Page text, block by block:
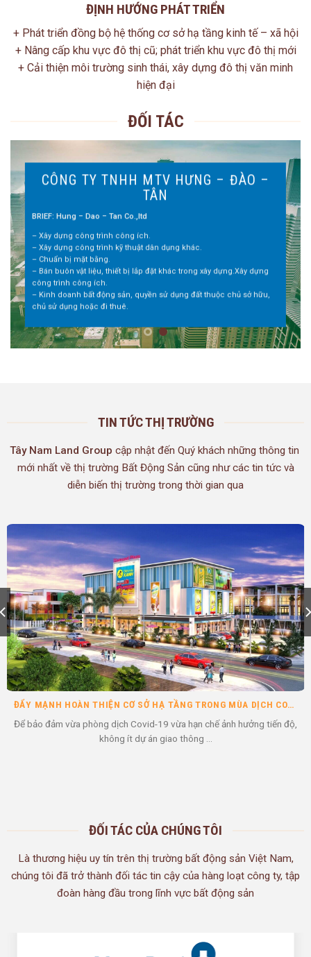
ĐỊNH HƯỚNG PHÁT TRIỂN
+ Phát triển đồng bộ hệ thống cơ sở hạ tầng kinh tế – xã hội
+ Nâng cấp khu vực đô thị cũ; phát triển khu vực đô thị mới
+ Cải thiện môi trường sinh thái, xây dựng đô thị văn minh
hiện đại
ĐỐI TÁC
CÔNG TY TNHH MTV HƯNG – ĐÀO –
TÂN
BRIEF: Hung – Dao – Tan Co.,ltd
– Xây dựng công trình công ích.
– Xây dựng công trình kỹ thuật dân dụng khác.
– Chuẩn bị mặt bằng.
– Bán buôn vật liệu, thiết bị lắp đặt khác trong xây dựng.Xây dựng
công trình công ích.
– Kinh doanh bất động sản, quyền sử dụng đất thuộc chủ sở hữu,
chủ sử dụng hoặc đi thuê.
TIN TỨC THỊ TRƯỜNG
Tây Nam Land Group cập nhật đến Quý khách những thông tin
mới nhất về thị trường Bất Động Sản cũng như các tin tức và
diễn biến thị trường trong thời gian qua
ĐẨY MẠNH HOÀN THIỆN CƠ SỞ HẠ TẦNG TRONG MÙA DỊCH COVID-19 GIÚP BĐS LONG AN TĂNG MẠNH
Để bảo đảm vừa phòng dịch Covid-19 vừa hạn chế ảnh hưởng tiến độ,
không ít dự án giao thông ...
ĐỐI TÁC CỦA CHÚNG TÔI
Là thương hiệu uy tín trên thị trường bất động sản Việt Nam,
chúng tôi đã trở thành đối tác tin cậy của hàng loạt công ty, tập
đoàn hàng đầu trong lĩnh vực bất động sản